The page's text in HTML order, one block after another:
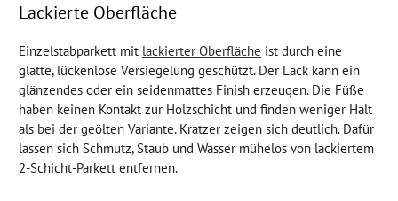
Lackierte Oberfläche
Einzelstabparkett mit lackierter Oberfläche ist durch eine
glatte, lückenlose Versiegelung geschützt. Der Lack kann ein
glänzendes oder ein seidenmattes Finish erzeugen. Die Füße
haben keinen Kontakt zur Holzschicht und finden weniger Halt
als bei der geölten Variante. Kratzer zeigen sich deutlich. Dafür
lassen sich Schmutz, Staub und Wasser mühelos von lackiertem
2-Schicht-Parkett entfernen.